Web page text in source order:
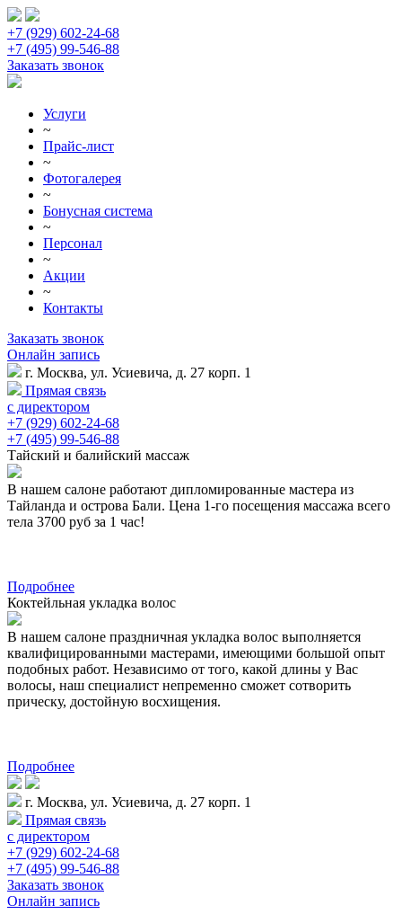
+7 (929) 602-24-68
+7 (495) 99-546-88
Заказать звонок
Услуги
~
Прайс-лист
~
Фотогалерея
~
Бонусная система
~
Персонал
~
Акции
~
Контакты
Заказать звонок
Онлайн запись
г. Москва, ул. Усиевича, д. 27 корп. 1
Прямая связь
с директором
+7 (929) 602-24-68
+7 (495) 99-546-88
Тайский и балийский массаж
В нашем салоне работают дипломированные мастера из
Тайланда и острова Бали. Цена 1-го посещения массажа всего
тела 3700 руб за 1 час!
Подробнее
Коктейльная укладка волос
В нашем салоне праздничная укладка волос выполняется
квалифицированными мастерами, имеющими большой опыт
подобных работ. Независимо от того, какой длины у Вас
волосы, наш специалист непременно сможет сотворить
прическу, достойную восхищения.
Подробнее
г. Москва, ул. Усиевича, д. 27 корп. 1
Прямая связь
с директором
+7 (929) 602-24-68
+7 (495) 99-546-88
Заказать звонок
Онлайн запись